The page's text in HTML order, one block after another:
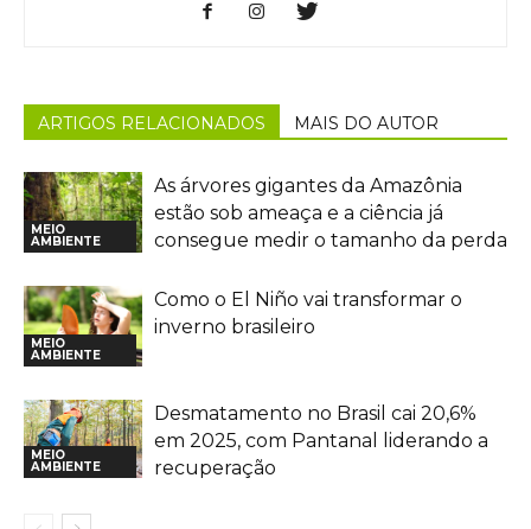
ARTIGOS RELACIONADOS MAIS DO AUTOR
MEIO
AMBIENTE
As árvores gigantes da Amazônia
estão sob ameaça e a ciência já
consegue medir o tamanho da perda
MEIO
AMBIENTE
Como o El Niño vai transformar o
inverno brasileiro
MEIO
AMBIENTE
Desmatamento no Brasil cai 20,6%
em 2025, com Pantanal liderando a
recuperação